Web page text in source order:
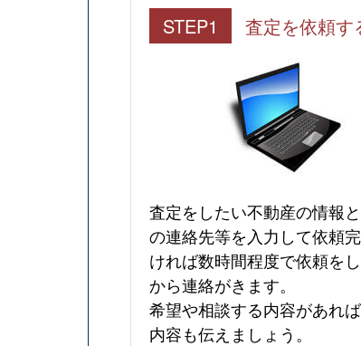
STEP1 査定を依頼す
査定をしたい不動産の情報
の連絡先等を入力して依頼
ければ数時間程度で依頼を
から連絡がきます。
希望や相談する内容があれ
内容も伝えましょう。